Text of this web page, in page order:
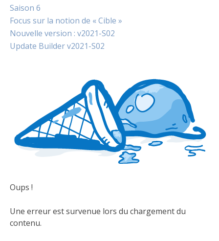
Saison 6
Focus sur la notion de « Cible »
Nouvelle version : v2021-S02
Update Builder v2021-S02
Oups !
Une erreur est survenue lors du chargement du
contenu.